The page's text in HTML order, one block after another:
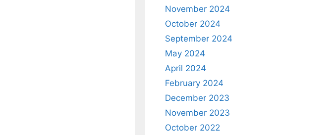
November 2024
October 2024
September 2024
May 2024
April 2024
February 2024
December 2023
November 2023
October 2022